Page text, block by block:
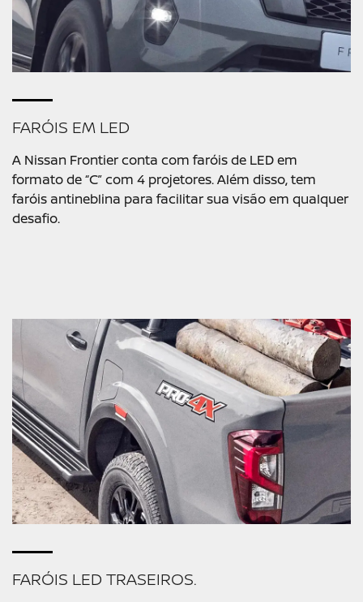
FARÓIS EM LED
A Nissan Frontier conta com faróis de LED em
formato de “C” com 4 projetores. Além disso, tem
faróis antineblina para facilitar sua visão em qualquer
desafio.
FARÓIS LED TRASEIROS.